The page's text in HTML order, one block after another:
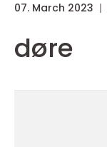
07. March 2023
døre